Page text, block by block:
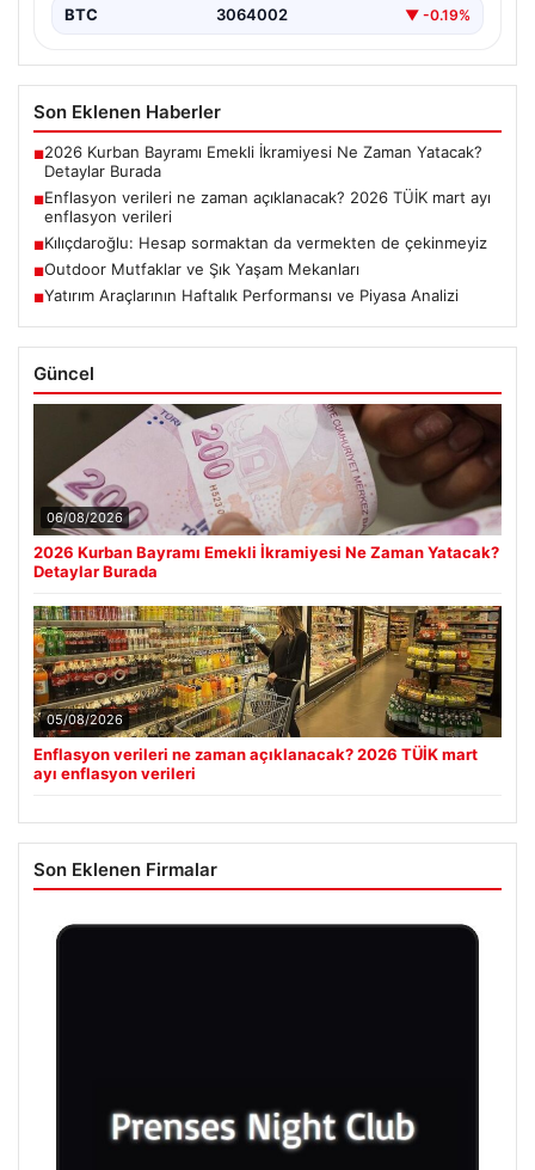
BTC 3064002 ▼ -0.19%
Son Eklenen Haberler
■2026 Kurban Bayramı Emekli İkramiyesi Ne Zaman Yatacak?
Detaylar Burada
■Enflasyon verileri ne zaman açıklanacak? 2026 TÜİK mart ayı
enflasyon verileri
■Kılıçdaroğlu: Hesap sormaktan da vermekten de çekinmeyiz
■Outdoor Mutfaklar ve Şık Yaşam Mekanları
■Yatırım Araçlarının Haftalık Performansı ve Piyasa Analizi
Güncel
06/08/2026
2026 Kurban Bayramı Emekli İkramiyesi Ne Zaman Yatacak?
Detaylar Burada
05/08/2026
Enflasyon verileri ne zaman açıklanacak? 2026 TÜİK mart
ayı enflasyon verileri
Son Eklenen Firmalar